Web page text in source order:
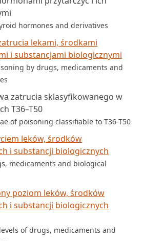
hormones and derivatives
lekami, środkami
i substancjami biologicznymi
by drugs, medicaments and
zatrucia sklasyfikowanego w
T36–T50
of poisoning classifiable to T36-T50
leków, środków
i substancji biologicznych
medicaments and biological
poziom leków, środków
i substancji biologicznych
of drugs, medicaments and